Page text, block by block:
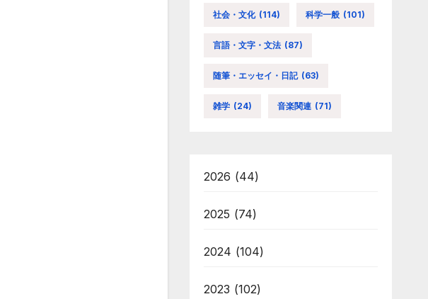
社会・文化 (114) 科学一般 (101)
言語・文字・文法 (87)
随筆・エッセイ・日記 (63)
雑学 (24) 音楽関連 (71)
2026 (44)
2025 (74)
2024 (104)
2023 (102)